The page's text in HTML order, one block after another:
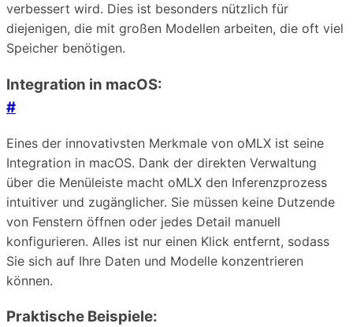
verbessert wird. Dies ist besonders nützlich für
diejenigen, die mit großen Modellen arbeiten, die oft viel
Speicher benötigen.
Integration in macOS:
#
Eines der innovativsten Merkmale von oMLX ist seine
Integration in macOS. Dank der direkten Verwaltung
über die Menüleiste macht oMLX den Inferenzprozess
intuitiver und zugänglicher. Sie müssen keine Dutzende
von Fenstern öffnen oder jedes Detail manuell
konfigurieren. Alles ist nur einen Klick entfernt, sodass
Sie sich auf Ihre Daten und Modelle konzentrieren
können.
Praktische Beispiele: